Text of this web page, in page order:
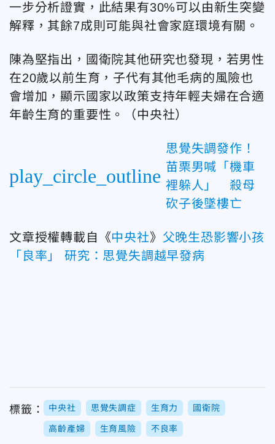
一步分析證實，此結果有30%可以由新生突變
解釋，其餘7成則可能與社會家庭環境有關。
陳為堅指出，國衛院其他研究也發現，若男性
在20歲以前生育，子代有其他毛病的風險也
會增加，顯示國家以政策支持年輕夫婦在合適
年齡生育的重要性。（中央社）
play_circle_outline
思覺失調發作！
苗栗男喊「機車
裡躲人」 殺母
砍子後墜樓亡
文章授權轉載自《中央社》 父晚生恐影響小孩
「良率」 研究：思覺失調越早發病
標籤： 中央社 思覺失調症 生育力 國衛院
高齡產婦 生育風險 不良率